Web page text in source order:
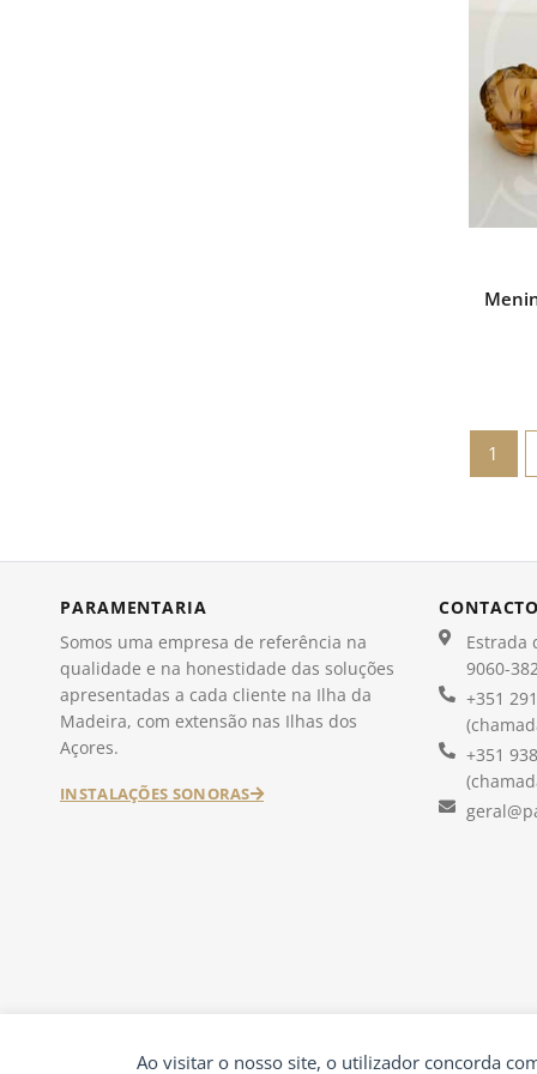
Ao visitar o nosso site, o utilizador concorda
1
PARAMENTARIA
Somos uma empresa de referência na
qualidade e na honestidade das soluções
apresentadas a cada cliente na Ilha da
Madeira, com extensão nas Ilhas dos
Açores.
INSTALAÇÕES SONORAS
Estrada
9060-
+351
+351